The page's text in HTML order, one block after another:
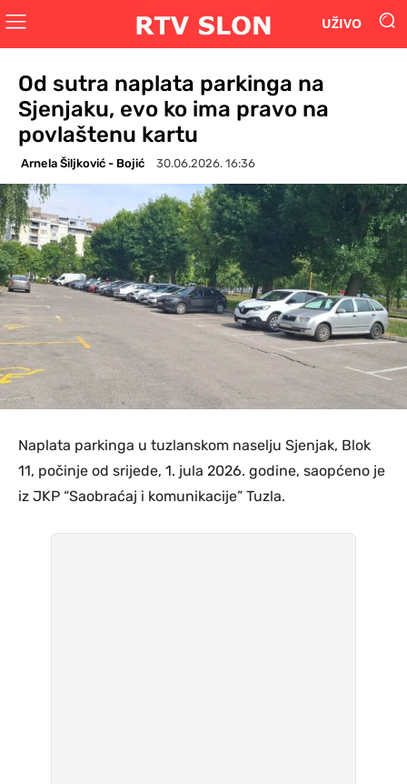
UŽIVO
Od sutra naplata parkinga na
Sjenjaku, evo ko ima pravo na
povlaštenu kartu
Arnela Šiljković - Bojić 30.06.2026. 16:36
Naplata parkinga u tuzlanskom naselju Sjenjak, Blok
11, počinje od srijede, 1. jula 2026. godine, saopćeno je
iz JKP “Saobraćaj i komunikacije” Tuzla.